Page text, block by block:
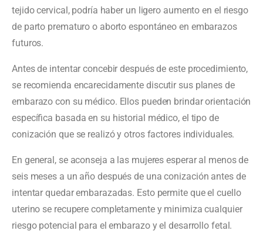
tejido cervical, podría haber un ligero aumento en el riesgo
de parto prematuro o aborto espontáneo en embarazos
futuros.
Antes de intentar concebir después de este procedimiento,
se recomienda encarecidamente discutir sus planes de
embarazo con su médico. Ellos pueden brindar orientación
específica basada en su historial médico, el tipo de
conización que se realizó y otros factores individuales.
En general, se aconseja a las mujeres esperar al menos de
seis meses a un año después de una conización antes de
intentar quedar embarazadas. Esto permite que el cuello
uterino se recupere completamente y minimiza cualquier
riesgo potencial para el embarazo y el desarrollo fetal.